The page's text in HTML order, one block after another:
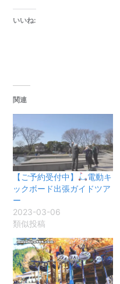
いいね:
関連
【ご予約受付中】
電動キ
ックボード出張ガイドツア
ー
2023-03-06
類似投稿